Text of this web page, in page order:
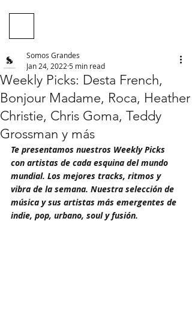
Weekly Picks: Desta French,
Bonjour Madame, Roca, Heather
Christie, Chris Goma, Teddy
Grossman y más
Somos Grandes
Jan 24, 2022 5 min read
Te presentamos nuestros Weekly Picks
con artistas de cada esquina del mundo
mundial. Los mejores tracks, ritmos y
vibra de la semana. Nuestra selección de
música y sus artistas más emergentes de
indie, pop, urbano, soul y fusión.